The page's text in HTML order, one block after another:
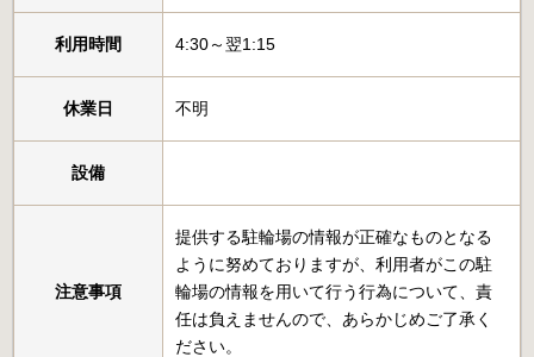
利用時間 4:30～翌1:15
休業日 不明
設備
注意事項
提供する駐輪場の情報が正確なものとなる
ように努めておりますが、利用者がこの駐
輪場の情報を用いて行う行為について、責
任は負えませんので、あらかじめご了承く
ださい。